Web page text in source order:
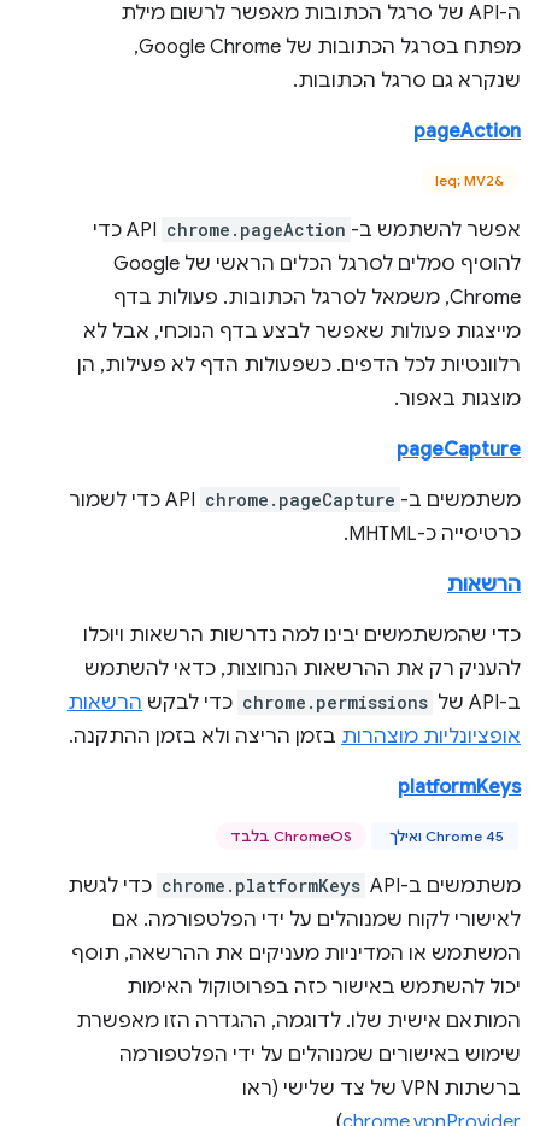
ה-API של סרגל הכתובות מאפשר לרשום מילת
מפתח בסרגל הכתובות של Google Chrome,
שנקרא גם סרגל הכתובות.
pageAction
‫&leq; MV2
אפשר להשתמש ב- chrome.pageAction
API כדי
להוסיף סמלים לסרגל הכלים הראשי של Google
Chrome, משמאל לסרגל הכתובות. פעולות בדף
מייצגות פעולות שאפשר לבצע בדף הנוכחי, אבל לא
רלוונטיות לכל הדפים. כשפעולות הדף לא פעילות, הן
מוצגות באפור.
pageCapture
משתמשים ב- chrome.pageCapture
API כדי לשמור
כרטיסייה כ-MHTML.
הרשאות
כדי שהמשתמשים יבינו למה נדרשות הרשאות ויוכלו
להעניק רק את ההרשאות הנחוצות, כדאי להשתמש
ב-API של
chrome.permissions כדי לבקש הרשאות
אופציונליות מוצהרות בזמן הריצה ולא בזמן ההתקנה.
platformKeys
Chrome 45 ואילך ChromeOS בלבד
משתמשים ב-API‏ chrome.platformKeys כדי לגשת
לאישורי לקוח שמנוהלים על ידי הפלטפורמה. אם
המשתמש או המדיניות מעניקים את ההרשאה, תוסף
יכול להשתמש באישור כזה בפרוטוקול האימות
המותאם אישית שלו. לדוגמה, ההגדרה הזו מאפשרת
שימוש באישורים שמנוהלים על ידי הפלטפורמה
ברשתות VPN של צד שלישי (ראו